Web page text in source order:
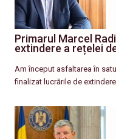
Primarul Marcel
extindere a rețelei
Am început asfaltarea în
finalizat lucrările de